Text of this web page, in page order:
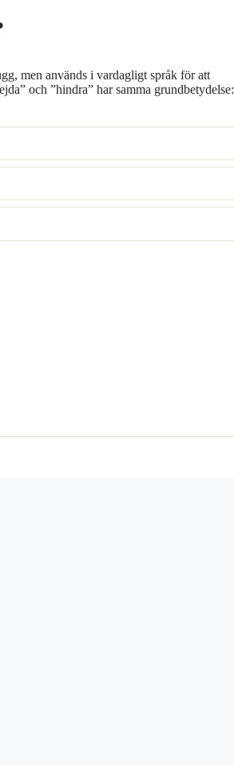
men används i vardagligt språk för att
och ”hindra” har samma grundbetydelse: